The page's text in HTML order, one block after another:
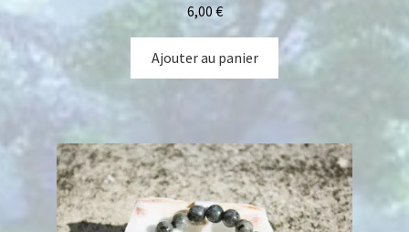
6,00€
Ajouter au panier